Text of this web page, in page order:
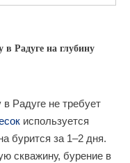
Радуге на глубину
в Радуге не требует
используется
бурится за 1–2 дня.
скважину, бурение в